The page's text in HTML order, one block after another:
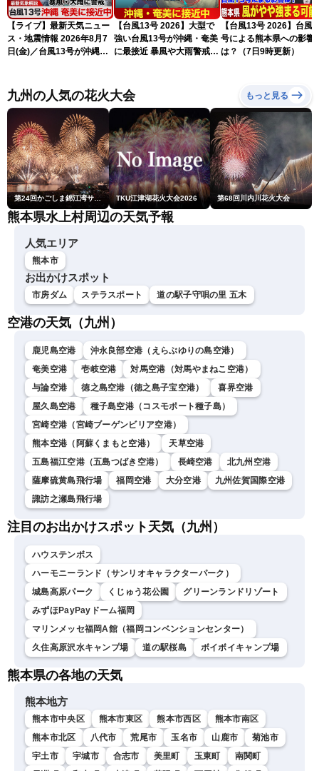
【ライブ】最新天気ニュー
ス・地震情報 2026年8月7
日(金)／台風13号が沖縄・
ュースLiVEコーヒータイ
ム・江川清音／有賀哲夫〉
【台風13号 2026】大型で
強い台風13号が沖縄・奄美
に最接近 暴風や大雨警戒
【台風13号 2026】台風
号による熊本県への影響
は？（7日9時更新）
九州の人気の花火大会 もっと見る
第24回かごしま錦江湾サマーナイト大花火大会 TKU江津湖花火大会2026 第68回川内川花火大会
熊本県水上村周辺の天気予報
人気エリア
熊本市
お出かけスポット
市房ダム ステラスポート 道の駅子守唄の里 五木
空港の天気（九州）
鹿児島空港
沖永良部空港（えらぶゆりの島空港）
奄美空港
壱岐空港
対馬空港（対馬やまねこ空港）
与論空港
徳之島空港（徳之島子宝空港）
喜界空港
屋久島空港
種子島空港（コスモポート種子島）
宮崎空港（宮崎ブーゲンビリア空港）
熊本空港（阿蘇くまもと空港）
天草空港
五島福江空港（五島つばき空港）
長崎空港
北九州空港
薩摩硫黄島飛行場
福岡空港 大分空港
九州佐賀国際空港
諏訪之瀬島飛行場
注目のお出かけスポット天気（九州）
ハウステンボス
ハーモニーランド（サンリオキャラクターパーク）
城島高原パーク
くじゅう花公園
グリーンランドリゾート
みずほPayPayドーム福岡
マリンメッセ福岡A館（福岡コンベンションセンター）
久住高原沢水キャンプ場
道の駅桜島 ボイボイキャンプ場
熊本県の各地の天気
熊本地方
熊本市中央区 熊本市東区 熊本市西区
熊本市南区
熊本市北区
八代市 荒尾市 玉名市 山鹿市
菊池市
宇土市
宇城市 合志市 美里町 玉東町
南関町